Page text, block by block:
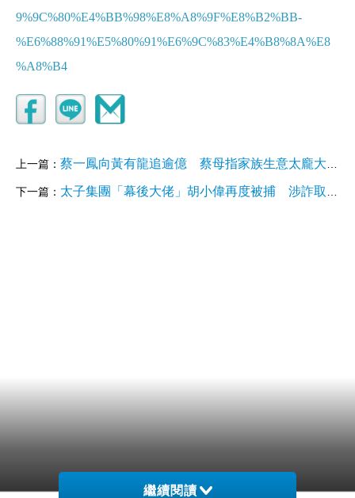
9%9C%80%E4%BB%98%E8%A8%9F%E8%B2%BB-
%E6%88%91%E5%80%91%E6%9C%83%E4%B8%8A%E8
%A8%B4
上一篇： 蔡一鳳向黃有龍追逾億 蔡母指家族生意太龐大 數千萬轉帳沒記錄
下一篇： 太子集團「幕後大佬」胡小偉再度被捕 涉詐取日本永久居留權
繼續閱讀